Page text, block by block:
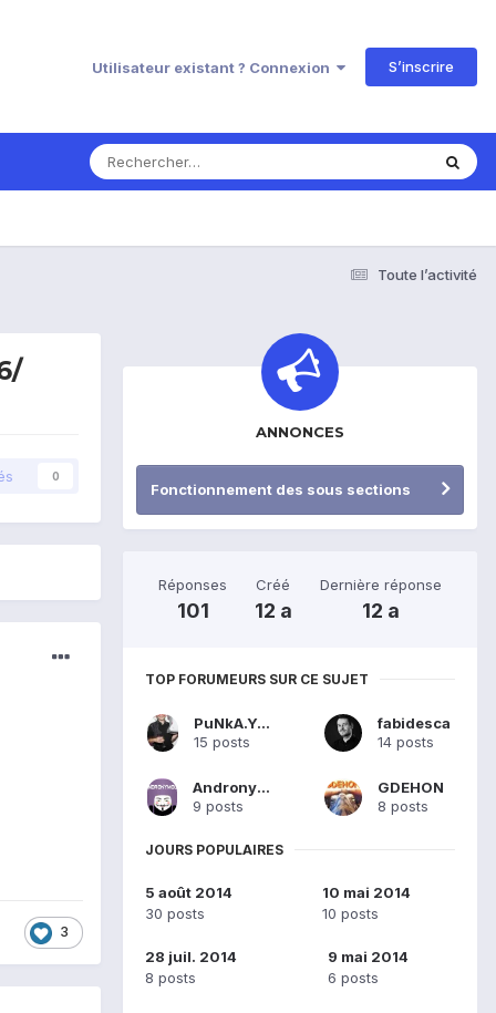
Utilisateur existant ? Connexion S’inscrire
Toute l’activité
0
3
ANNONCES
Fonctionnement des sous sections
Réponses
101
Créé
12 a
Dernière réponse
12 a
TOP FORUMEURS SUR CE SUJET
PuNkA.YaNoU
15 posts
fabidesca
14 posts
Andronymous
9 posts
GDEHON
8 posts
JOURS POPULAIRES
5 août 2014
30 posts
10 mai 2014
10 posts
28 juil. 2014
8 posts
9 mai 2014
6 posts